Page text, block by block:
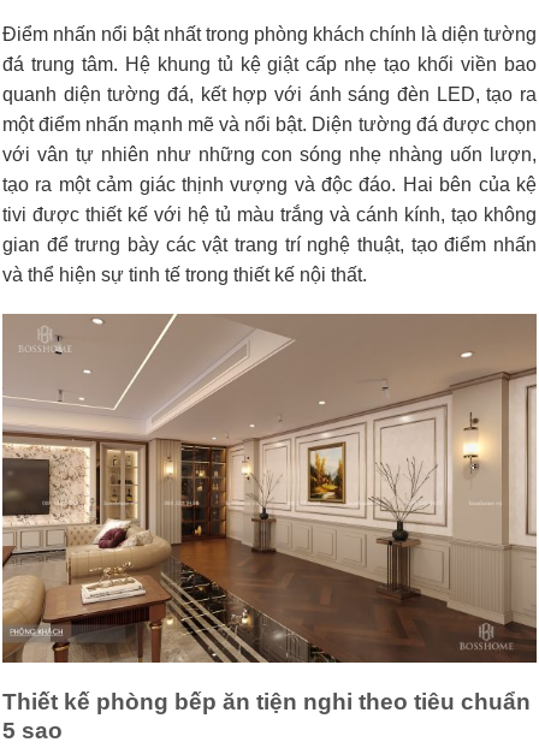
Điểm nhấn nổi bật nhất trong phòng khách chính là diện tường
đá trung tâm. Hệ khung tủ kệ giật cấp nhẹ tạo khối viền bao
quanh diện tường đá, kết hợp với ánh sáng đèn LED, tạo ra
một điểm nhấn mạnh mẽ và nổi bật. Diện tường đá được chọn
với vân tự nhiên như những con sóng nhẹ nhàng uốn lượn,
tạo ra một cảm giác thịnh vượng và độc đáo. Hai bên của kệ
tivi được thiết kế với hệ tủ màu trắng và cánh kính, tạo không
gian để trưng bày các vật trang trí nghệ thuật, tạo điểm nhấn
và thể hiện sự tinh tế trong thiết kế nội thất.
Thiết kế phòng bếp ăn tiện nghi theo tiêu chuẩn
5 sao